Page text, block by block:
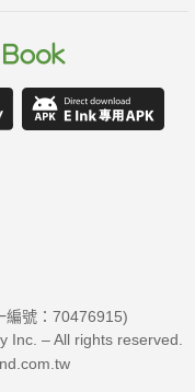
編號：70476915)
Inc. – All rights reserved.